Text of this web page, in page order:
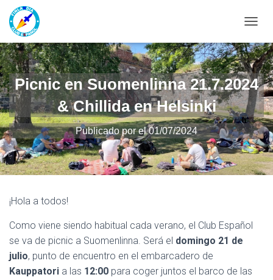
Picnic en Suomenlinna 21.7.2024
& Chillida en Helsinki
Publicado porel01/07/2024
¡Hola a todos!
Como viene siendo habitual cada verano, el Club Español
se va de picnic a Suomenlinna. Será el domingo 21 de
julio, punto de encuentro en el embarcadero de
Kauppatori a las 12:00 para coger juntos el barco de las